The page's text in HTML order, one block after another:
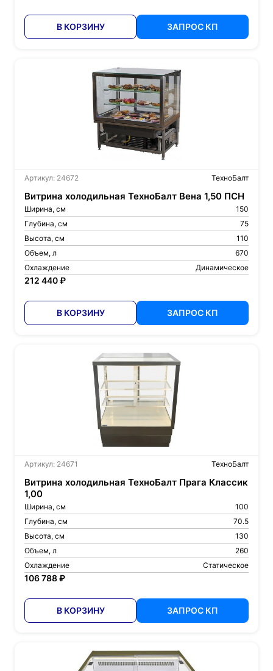
В КОРЗИНУ ЗАПРОС КП
Артикул: 24672 ТехноБалт
Витрина холодильная ТехноБалт Вена 1,50 ПСН
Ширина, см
150
Глубина, см
75
Высота, см
110
Объем, л
670
Охлаждение
Динамическое
212 440 ₽
В КОРЗИНУ ЗАПРОС КП
Артикул: 24671 ТехноБалт
Витрина холодильная ТехноБалт Прага Классик
1,00
Ширина, см
100
Глубина, см
70.5
Высота, см
130
Объем, л
260
Охлаждение
Статическое
106 788 ₽
В КОРЗИНУ ЗАПРОС КП